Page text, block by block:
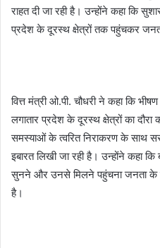
राहत दी जा रही है। उन्होंने कहा कि
प्रदेश के दूरस्थ क्षेत्रों तक पहुंचकर
वित्त मंत्री ओ.पी. चौधरी ने कहा कि
लगातार प्रदेश के दूरस्थ क्षेत्रों का
समस्याओं के त्वरित निराकरण के साथ
इबारत लिखी जा रही है। उन्होंने कहा
सुनने और उनसे मिलने पहुंचना जनता के
है।